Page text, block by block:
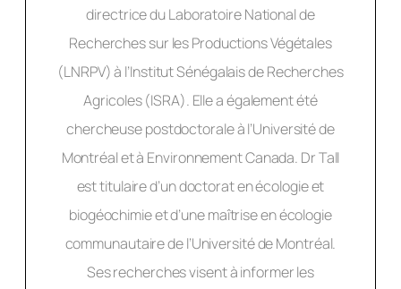
directrice du Laboratoire National de
Recherches sur les Productions Végétales
(LNRPV) à l’Institut Sénégalais de Recherches
Agricoles (ISRA). Elle a également été
chercheuse postdoctorale à l’Université de
Montréal et à Environnement Canada. Dr Tall
est titulaire d’un doctorat en écologie et
biogéochimie et d’une maîtrise en écologie
communautaire de l’Université de Montréal.
Ses recherches visent à informer les